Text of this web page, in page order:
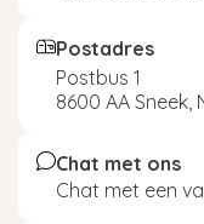
Postadres
Postbus 1
8600 AA Sneek,
Chat met ons
Chat met een